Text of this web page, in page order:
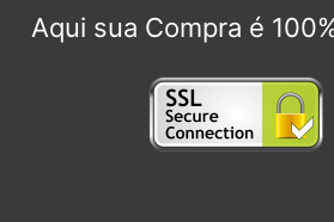
Aqui sua Compra é